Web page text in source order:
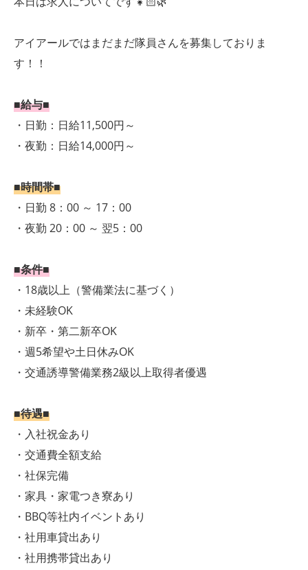
アイアールではまだまだ隊員さんを募集しておりま
す！！
■給与■
・日勤：日給11,500円～
・夜勤：日給14,000円～
■時間帯■
・日勤 8：00 ～ 17：00
・夜勤 20：00 ～ 翌5：00
■条件■
・18歳以上（警備業法に基づく）
・未経験OK
・新卒・第二新卒OK
・週5希望や土日休みOK
・交通誘導警備業務2級以上取得者優遇
■待遇■
・入社祝金あり
・交通費全額支給
・社保完備
・家具・家電つき寮あり
・BBQ等社内イベントあり
・社用車貸出あり
・社用携帯貸出あり